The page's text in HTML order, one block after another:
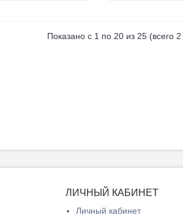
Показано с 1 по 20 из 25 (всего
ЛИЧНЫЙ КАБИНЕТ
Личный кабинет